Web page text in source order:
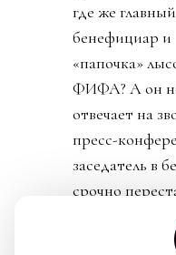
где же главный
бенефициар и
«папочка»
ФИФА? А он
отвечает на
пресс-
заседатель в
срочно
понимать, о
речь, когда